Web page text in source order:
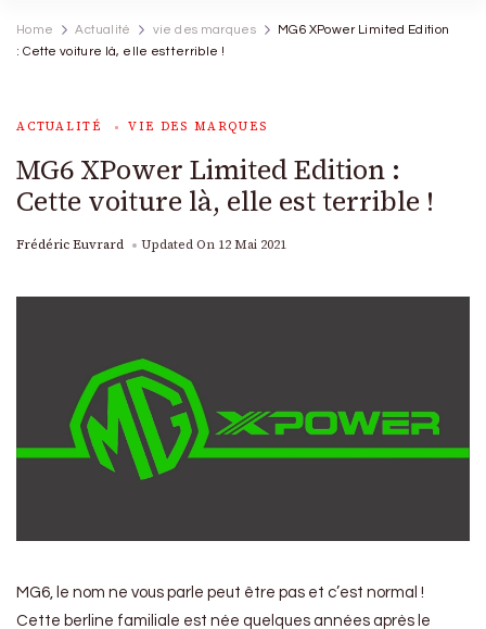
Home Actualité vie des marques
MG6 XPower Limited Edition
: Cette voiture là, elle est terrible !
ACTUALITÉ VIE DES MARQUES
MG6 XPower Limited Edition :
Cette voiture là, elle est terrible !
Frédéric Euvrard Updated On 12 Mai 2021
MG6, le nom ne vous parle peut être pas et c’est normal !
Cette berline familiale est née quelques années après le